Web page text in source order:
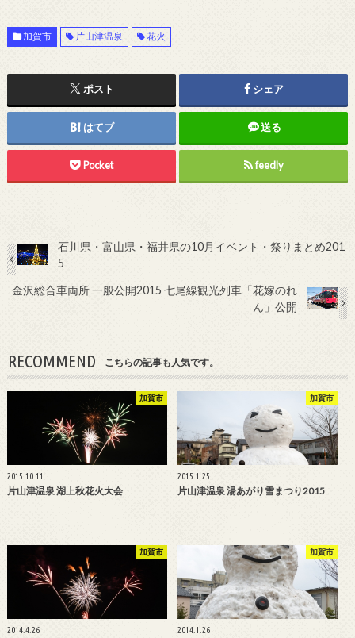
加賀市 片山津温泉 花火
ポスト シェア
はてブ 送る
Pocket feedly
石川県・富山県・福井県の10月イベント・祭りまとめ201
5
金沢総合車両所 一般公開2015 七尾線観光列車「花嫁のれ
ん」公開
RECOMMEND こちらの記事も人気です。
加賀市
2015.10.11
片山津温泉 湖上秋花火大会
加賀市
2015.1.25
片山津温泉 湯あがり雪まつり2015
加賀市
2014.4.26
加賀市
2014.1.26